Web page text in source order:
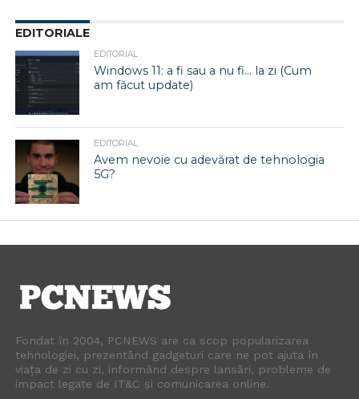
EDITORIALE
EDITORIAL
Windows 11: a fi sau a nu fi… la zi (Cum
am făcut update)
EDITORIAL
Avem nevoie cu adevărat de tehnologia
5G?
Fondat în 2004, PCNEWS are ca scop popularizarea
tehnologiei, prezentând gadgeturi care ne pot ajuta în
viața de zi cu zi, informând despre lansări, probleme de
impact legate de IT&C și comunicarea online.